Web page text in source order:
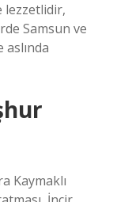
lezzetlidir,
Samsun ve
Kaymaklı